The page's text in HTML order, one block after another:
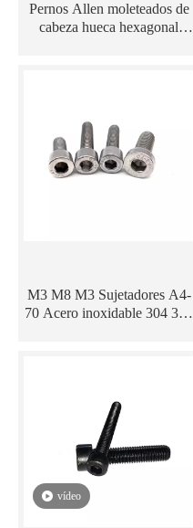
Pernos Allen moleteados de
cabeza hueca hexagonal
M3 M8 M3 Sujetadores A4-
70 Acero inoxidable 304 316
vídeo